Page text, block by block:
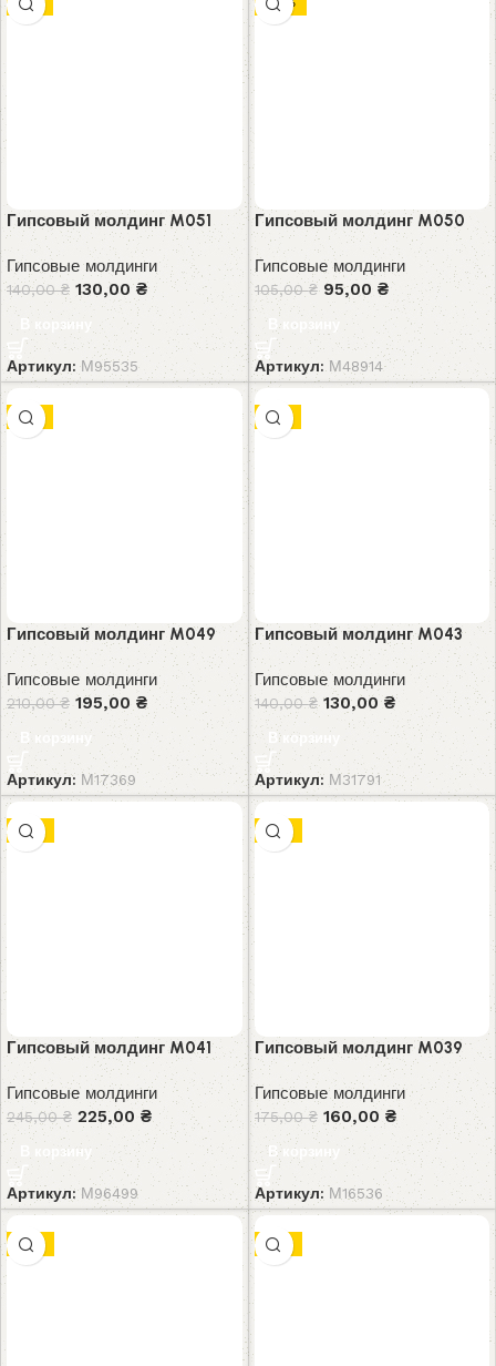
Гипсовый молдинг M051
Гипсовые молдинги
140,00₴ 130,00₴
В корзину
Артикул:М95535
Гипсовый молдинг M050
Гипсовые молдинги
105,00₴ 95,00 ₴
В корзину
Артикул: М48914
-7%
Гипсовый молдинг M049
Гипсовые молдинги
210,00₴ 195,00 ₴
В корзину
Артикул: М17369
-7%
Гипсовый молдинг M043
Гипсовые молдинги
140,00₴ 130,00₴
В корзину
Артикул: М31791
-8%
Гипсовый молдинг M041
Гипсовые молдинги
245,00₴ 225,00 ₴
В корзину
Артикул:М96499
-9%
Гипсовый молдинг M039
Гипсовые молдинги
175,00₴ 160,00 ₴
В корзину
Артикул: М16536
-9% -8%